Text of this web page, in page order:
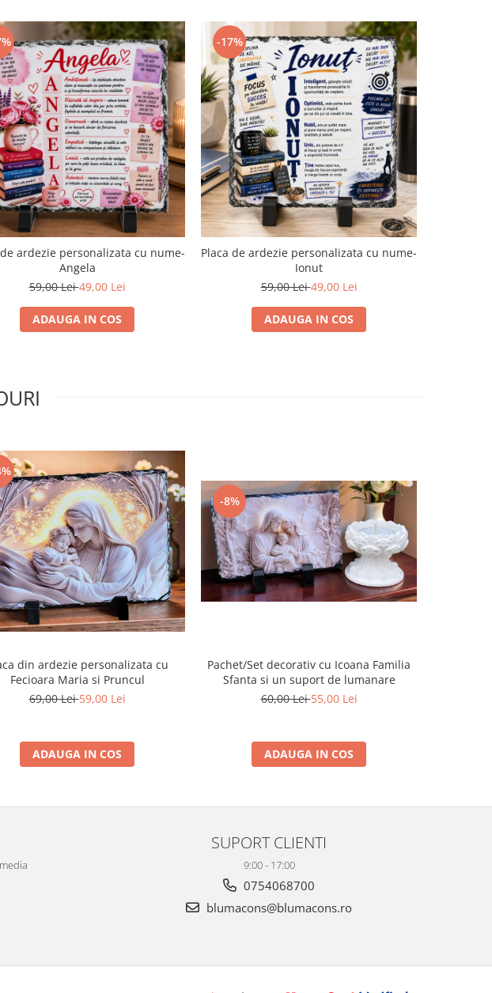
ardezie personalizata cu nume-
Angela
59,00 Lei49,00 Lei
ADAUGA IN COS
-17%
Placa de ardezie personalizata cu nume-
Ionut
59,00 Lei49,00 Lei
ADAUGA IN COS
din ardezie personalizata cu
Fecioara Maria si Pruncul
69,00 Lei59,00 Lei
ADAUGA IN COS
-8%
Pachet/Set decorativ cu Icoana Familia
Sfanta si un suport de lumanare
60,00 Lei55,00 Lei
ADAUGA IN COS
SUPORT CLIENTI
9:00 - 17:00
0754068700
blumacons@blumacons.ro